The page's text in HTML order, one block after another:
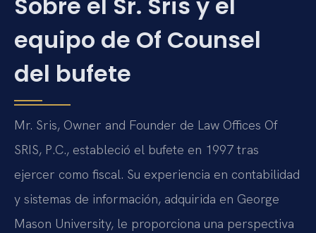
equipo de Of Counsel
del bufete
Mr. Sris, Owner and Founder de Law Offices Of
SRIS, P.C., estableció el bufete en 1997 tras
ejercer como fiscal. Su experiencia en contabilidad
y sistemas de información, adquirida en George
Mason University, le proporciona una perspectiva